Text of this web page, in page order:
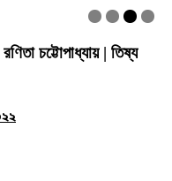
চট্টোপাধ্যায় | তিষ্য